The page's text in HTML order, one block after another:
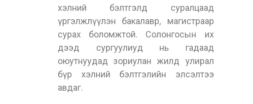
хэлний бэлтгэлд суралцаад
үргэлжлүүлэн бакалавр, магистраар
сурах боломжтой. Солонгосын их
дээд сургуулиуд нь гадаад
оюутнуудад зориулан жилд улирал
бүр хэлний бэлтгэлийн элсэлтээ
авдаг.